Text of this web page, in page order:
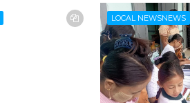
LOCAL NEWSNEWS